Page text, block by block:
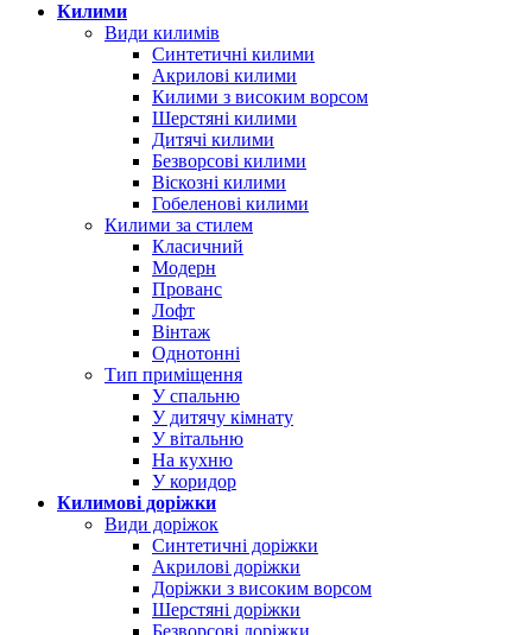
Килими
Види килимів
Синтетичні килими
Акрилові килими
Килими з високим ворсом
Шерстяні килими
Дитячі килими
Безворсові килими
Віскозні килими
Гобеленові килими
Килими за стилем
Класичний
Модерн
Прованс
Лофт
Вінтаж
Однотонні
Тип приміщення
У спальню
У дитячу кімнату
У вітальню
На кухню
У коридор
Килимові доріжки
Види доріжок
Синтетичні доріжки
Акрилові доріжки
Доріжки з високим ворсом
Шерстяні доріжки